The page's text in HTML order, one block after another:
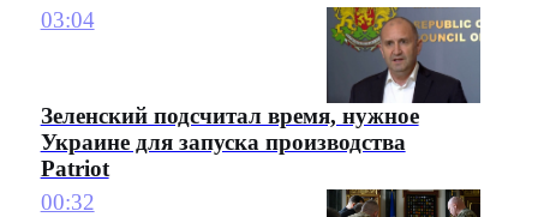
03:04
Зеленский подсчитал время, нужное
Украине для запуска производства
Patriot
00:32